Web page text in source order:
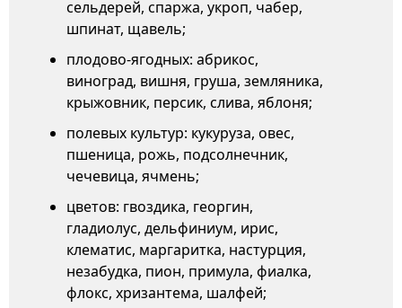
сельдерей, спаржа, укроп, чабер,
шпинат, щавель;
плодово-ягодных: абрикос,
виноград, вишня, груша, земляника,
крыжовник, персик, слива, яблоня;
полевых культур: кукуруза, овес,
пшеница, рожь, подсолнечник,
чечевица, ячмень;
цветов: гвоздика, георгин,
гладиолус, дельфиниум, ирис,
клематис, маргаритка, настурция,
незабудка, пион, примула, фиалка,
флокс, хризантема, шалфей;